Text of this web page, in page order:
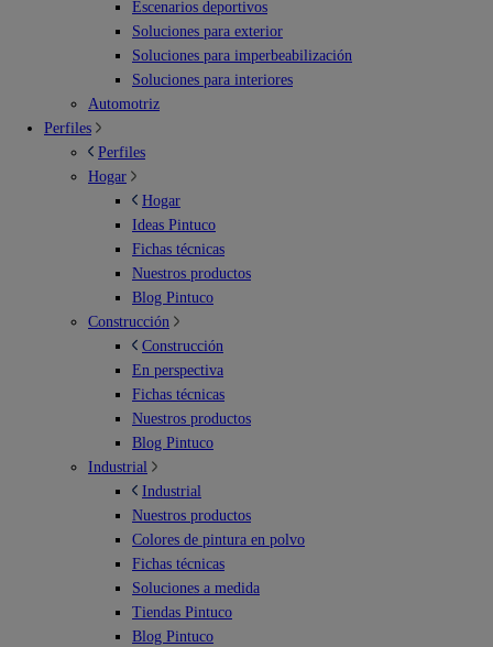
Escenarios deportivos
Soluciones para exterior
Soluciones para imperbeabilización
Soluciones para interiores
Automotriz
Perfiles
Perfiles
Hogar
Hogar
Ideas Pintuco
Fichas técnicas
Nuestros productos
Blog Pintuco
Construcción
Construcción
En perspectiva
Fichas técnicas
Nuestros productos
Blog Pintuco
Industrial
Industrial
Nuestros productos
Colores de pintura en polvo
Fichas técnicas
Soluciones a medida
Tiendas Pintuco
Blog Pintuco